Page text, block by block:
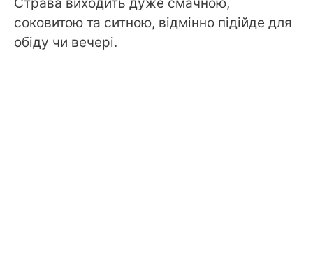
соковитою та ситною, відмінно підійде для
обіду чи вечері.